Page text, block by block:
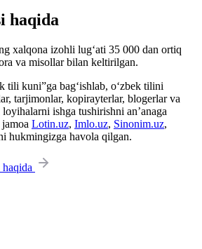
haqida
xalqona izohli lug‘ati 35 000 dan ortiq
va misollar bilan keltirilgan.
tili kuni”ga bag‘ishlab, o‘zbek tilini
tarjimonlar, kopirayterlar, blogerlar va
ishga tushirishni an’anaga
Lotin.uz, Imlo.uz, Sinonim.uz,
hukmingizga havola qilgan.